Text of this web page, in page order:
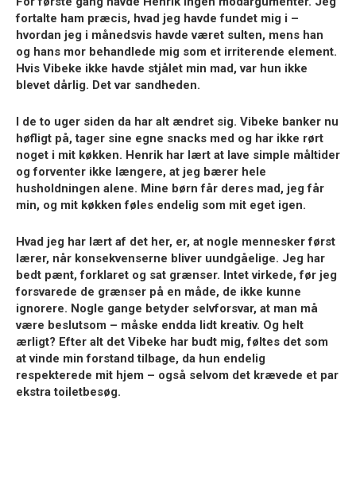
fortalte ham præcis, hvad jeg havde fundet mig i –
hvordan jeg i månedsvis havde været sulten, mens han
og hans mor behandlede mig som et irriterende element.
Hvis Vibeke ikke havde stjålet min mad, var hun ikke
blevet dårlig. Det var sandheden.
I de to uger siden da har alt ændret sig. Vibeke banker nu
høfligt på, tager sine egne snacks med og har ikke rørt
noget i mit køkken. Henrik har lært at lave simple måltider
og forventer ikke længere, at jeg bærer hele
husholdningen alene. Mine børn får deres mad, jeg får
min, og mit køkken føles endelig som mit eget igen.
Hvad jeg har lært af det her, er, at nogle mennesker først
lærer, når konsekvenserne bliver uundgåelige. Jeg har
bedt pænt, forklaret og sat grænser. Intet virkede, før jeg
forsvarede de grænser på en måde, de ikke kunne
ignorere. Nogle gange betyder selvforsvar, at man må
være beslutsom – måske endda lidt kreativ. Og helt
ærligt? Efter alt det Vibeke har budt mig, føltes det som
at vinde min forstand tilbage, da hun endelig
respekterede mit hjem – også selvom det krævede et par
ekstra toiletbesøg.